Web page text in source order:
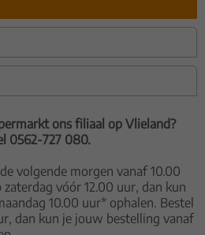
ons filiaal op Vlieland?
0562-727 080.
volgende morgen vanaf 10.00
vóór 12.00 uur, dan kun
10.00 uur* ophalen. Bestel
dan kun je jouw bestelling vanaf